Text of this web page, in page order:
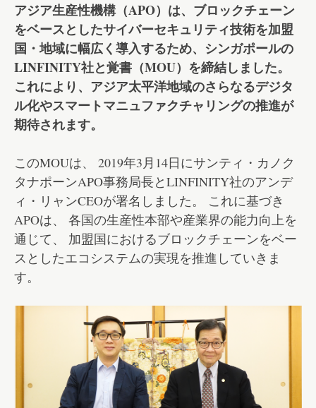
アジア生産性機構（APO）は、ブロックチェーン
をベースとしたサイバーセキュリティ技術を加盟
国・地域に幅広く導入するため、シンガポールの
LINFINITY社と覚書（MOU）を締結しました。
これにより、アジア太平洋地域のさらなるデジタ
ル化やスマートマニュファクチャリングの推進が
期待されます。
このMOUは、 2019年3月14日にサンティ・カノク
タナポーンAPO事務局長とLINFINITY社のアンデ
ィ・リャンCEOが署名しました。 これに基づき
APOは、 各国の生産性本部や産業界の能力向上を
通じて、 加盟国におけるブロックチェーンをベー
スとしたエコシステムの実現を推進していきま
す。